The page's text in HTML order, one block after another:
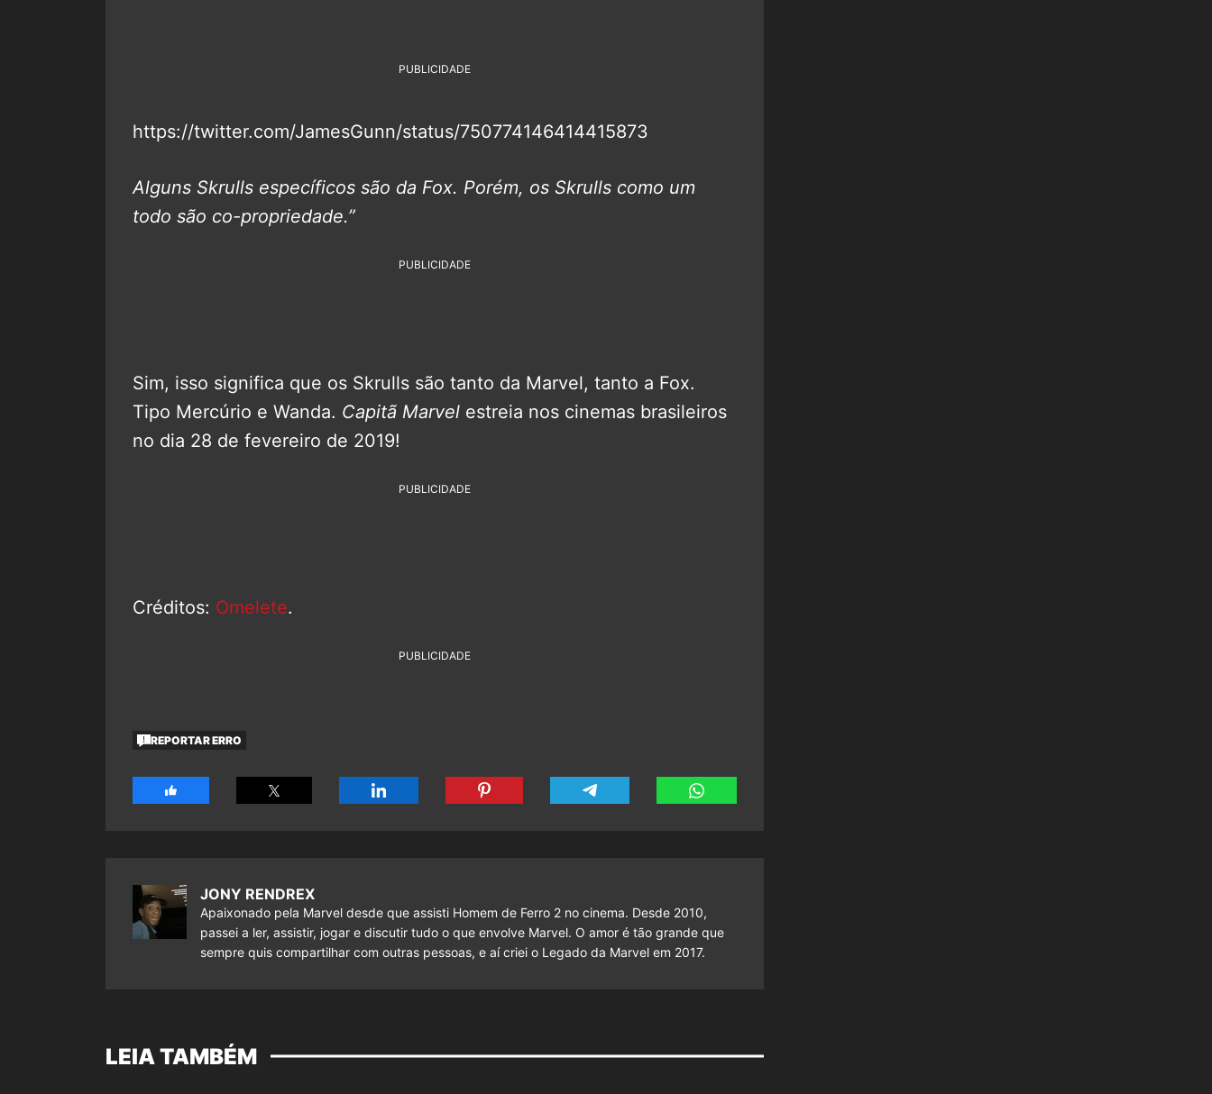
PUBLICIDADE
https://twitter.com/JamesGunn/status/750774146414415873
Alguns Skrulls específicos são da Fox. Porém, os Skrulls como um
todo são co-propriedade.”
PUBLICIDADE
Sim, isso significa que os Skrulls são tanto da Marvel, tanto a Fox.
Tipo Mercúrio e Wanda. Capitã Marvel estreia nos cinemas brasileiros
no dia 28 de fevereiro de 2019!
PUBLICIDADE
Créditos: Omelete.
PUBLICIDADE
REPORTAR ERRO
JONY RENDREX
Apaixonado pela Marvel desde que assisti Homem de Ferro 2 no cinema. Desde 2010,
passei a ler, assistir, jogar e discutir tudo o que envolve Marvel. O amor é tão grande que
sempre quis compartilhar com outras pessoas, e aí criei o Legado da Marvel em 2017.
LEIA TAMBÉM